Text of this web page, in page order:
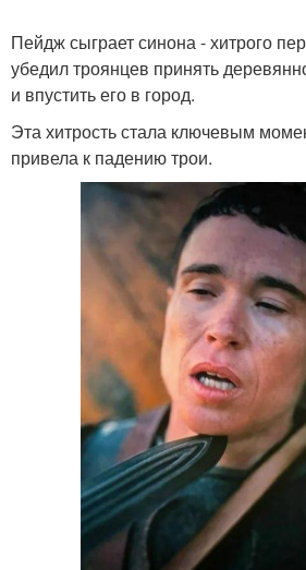
Пейдж сыграет синона - хитрого
убедил троянцев принять
и впустить его в город.
Эта хитрость стала ключевым
привела к падению трои.